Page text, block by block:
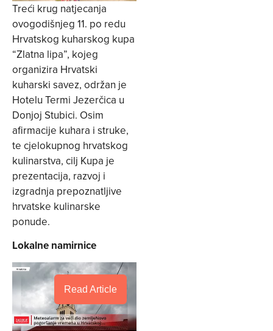
Treći krug natjecanja
ovogodišnjeg 11. po redu
Hrvatskog kuharskog kupa
“Zlatna lipa”, kojeg
organizira Hrvatski
kuharski savez, održan je
Hotelu Termi Jezerčica u
Donjoj Stubici. Osim
afirmacije kuhara i struke,
te cjelokupnog hrvatskog
kulinarstva, cilj Kupa je
prezentacija, razvoj i
izgradnja prepoznatljive
hrvatske kulinarske
ponude.
Lokalne namirnice
Read Article